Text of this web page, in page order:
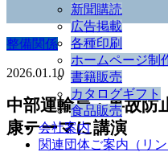
新聞購読
広告掲載
各種印刷
ホームページ制
書籍販売
カタログギフト
食品販売
会社案内
関連団体ご案内（リン
整備関係
2026.01.10
中部運輸局・事故防
康テーマに講演